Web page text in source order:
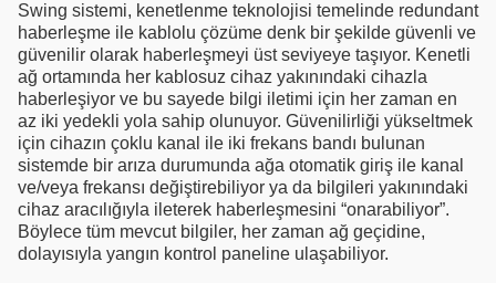
Swing sistemi, kenetlenme teknolojisi temelinde redundant
haberleşme ile kablolu çözüme denk bir şekilde güvenli ve
güvenilir olarak haberleşmeyi üst seviyeye taşıyor. Kenetli
ağ ortamında her kablosuz cihaz yakınındaki cihazla
haberleşiyor ve bu sayede bilgi iletimi için her zaman en
az iki yedekli yola sahip olunuyor. Güvenilirliği yükseltmek
için cihazın çoklu kanal ile iki frekans bandı bulunan
sistemde bir arıza durumunda ağa otomatik giriş ile kanal
ve/veya frekansı değiştirebiliyor ya da bilgileri yakınındaki
cihaz aracılığıyla ileterek haberleşmesini “onarabiliyor”.
Böylece tüm mevcut bilgiler, her zaman ağ geçidine,
dolayısıyla yangın kontrol paneline ulaşabiliyor.